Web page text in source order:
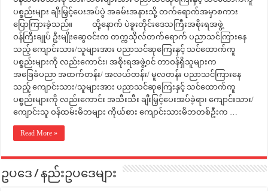
ပစ္စည်းများ ချီးမြှင့်ပေးအပ်ပွဲ အခမ်းအနားသို့ တက်ရောက်အမှာစကား
ပြောကြားခဲ့သည်။ ထို့နောက် ပဲခူးတိုင်းဒေသကြီးအစိုးရအဖွဲ့
ဝန်ကြီးချုပ် ဦးမျိုးဆွေဝင်းက တက္ကသိုလ်တက်ရောက် ပညာသင်ကြားနေ
သည့် ကျောင်းသား/သူများအား ပညာသင်ဆုကြေးနှင့် သင်ထောက်ကူ
ပစ္စည်းများကို လည်းကောင်း၊ အစိုးရအဖွဲ့ဝင် တာဝန်ရှိသူများက
အခြေခံပညာ အထက်တန်း/ အလယ်တန်း/ မူလတန်း ပညာသင်ကြားနေ
သည့် ကျောင်းသား/သူများအား ပညာသင်ဆုကြေးနှင့် သင်ထောက်ကူ
ပစ္စည်းများကို လည်းကောင်း အသီးသီး ချီးမြှင့်ပေးအပ်ခဲ့ရာ၊ ကျောင်းသား/
ကျောင်းသူ ဝန်ထမ်းမိဘများ ကိုယ်စား ကျောင်းသားမိဘတစ်ဦးက …
Read More »
ဥပဒေ / နည်းဥပဒေများ